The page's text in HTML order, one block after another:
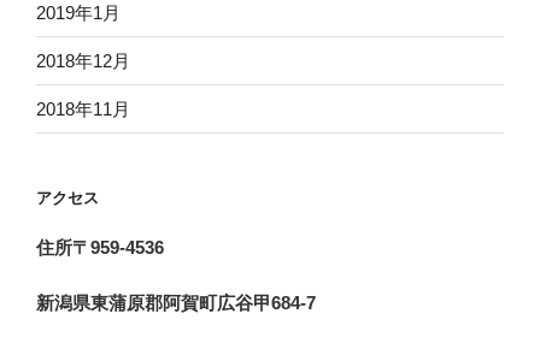
2019年1月
2018年12月
2018年11月
アクセス
住所〒959-4536
新潟県東蒲原郡阿賀町広谷甲684-7